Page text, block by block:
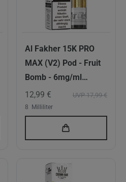
Al Fakher 15K PRO
MAX (V2) Pod - Fruit
Bomb - 6mg/ml
Nikotingehalt - DTL
UVP 17,99 €
12,99 €
8 Milliliter